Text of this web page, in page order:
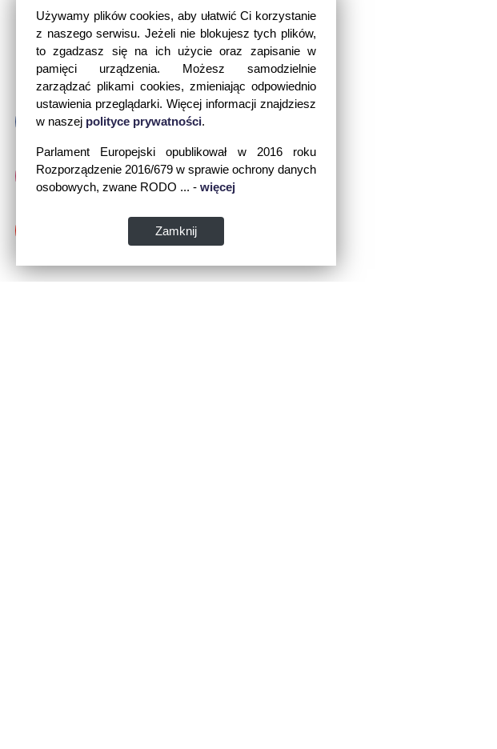
Używamy plików cookies, aby ułatwić Ci korzystanie
z naszego serwisu. Jeżeli nie blokujesz tych plików,
to zgadzasz się na ich użycie oraz zapisanie w
pamięci urządzenia. Możesz samodzielnie
zarządzać plikami cookies, zmieniając odpowiednio
ustawienia przeglądarki. Więcej informacji znajdziesz
w naszej polityce prywatności.
Parlament Europejski opublikował w 2016 roku
Rozporządzenie 2016/679 w sprawie ochrony danych
osobowych, zwane RODO ... - więcej
Zamknij